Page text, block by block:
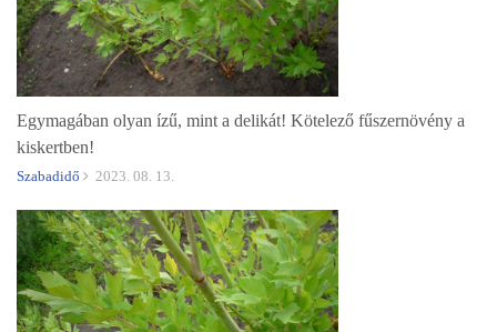
Egymagában olyan ízű, mint a delikát! Kötelező fűszernövény a
kiskertben!
Szabadidő 2023. 08. 13.